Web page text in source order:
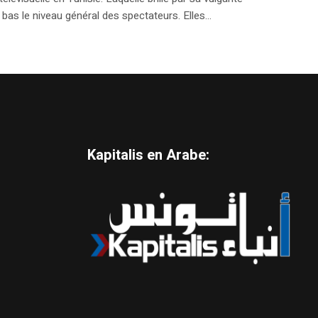
le niveau général des spectateurs. Elles...
Kapitalis en Arabe: